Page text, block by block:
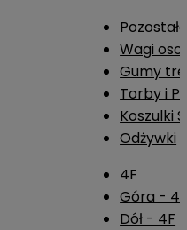
Wagi
Gumy
Torby i
Koszulki
Odżywki
4F
Góra -
Dół - 4F